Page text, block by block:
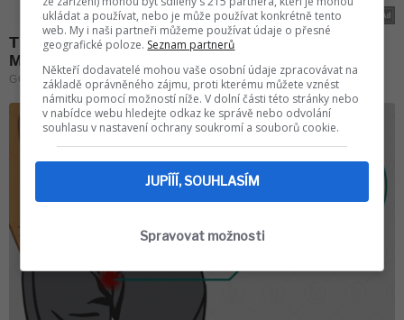
ukládat a používat, nebo je může používat konkrétně tento
web. My i naši partneři můžeme používat údaje o přesné
geografické poloze. Seznam partnerů
Někteří dodavatelé mohou vaše osobní údaje zpracovávat na
základě oprávněného zájmu, proti kterému můžete vznést
námitku pomocí možností níže. V dolní části této stránky nebo
v nabídce webu hledejte odkaz ke správě nebo odvolání
souhlasu v nastavení ochrany soukromí a souborů cookie.
JUPÍÍÍ, SOUHLASÍM
Spravovat možnosti